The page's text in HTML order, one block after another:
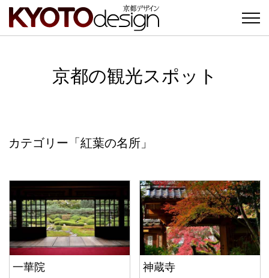
京都の観光スポット
カテゴリー「紅葉の名所」
一華院 神蔵寺